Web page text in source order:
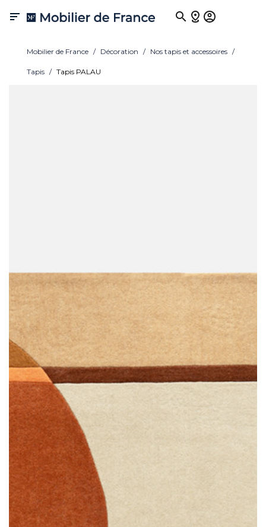

Mobilier de France Décoration Nos tapis et accessoires
Tapis Tapis PALAU